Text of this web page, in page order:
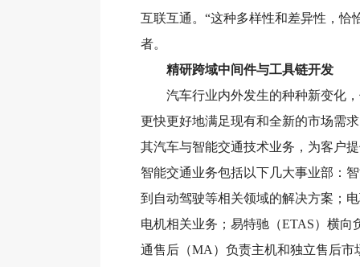
互联互通。“这种多样性和差异性，恰
者。
精研跨域中间件与工具链开发
汽车行业内外发生的种种新变化，
更快更好地满足现有和全新的市场需
其汽车与智能交通技术业务，为客户
智能交通业务包括以下几大事业部：
到自动驾驶等相关领域的解决方案；
电机相关业务；易特驰（ETAS）横
通售后（MA）负责主机和独立售后